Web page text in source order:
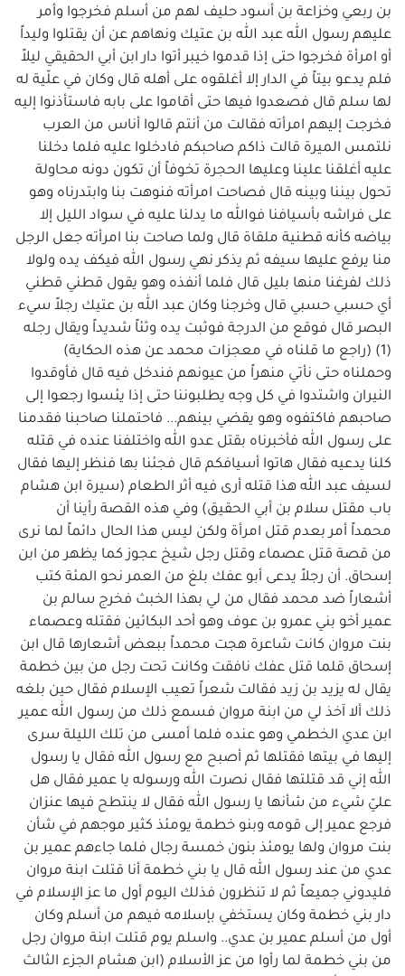
بن ربعي وخزاعة بن أسود حليف لهم من أسلم فخرجوا وأمر
عليهم رسول الله عبد الله بن عتيك ونهاهم عن أن يقتلوا وليداً
أو امرأة فخرجوا حتى إذا قدموا خيبر أتوا دار ابن أبي الحقيقي ليلاً
فلم يدعو بيتاً في الدار إلا أغلقوه على أهله قال وكان في علّية له
لها سلم قال فصعدوا فيها حتى أقاموا على بابه فاستأذنوا إليه
فخرجت إليهم امرأته فقالت من أنتم قالوا أناس من العرب
نلتمس الميرة قالت ذاكم صاحبكم فادخلوا عليه فلما دخلنا
عليه أغلقنا علينا وعليها الحجرة تخوفاً أن تكون دونه محاولة
تحول بيننا وبينه قال فصاحت امرأته فنوهت بنا وابتدرناه وهو
على فراشه بأسيافنا فوالله ما يدلنا عليه في سواد الليل إلا
بياضه كأنه قطنية ملقاة قال ولما صاحت بنا امرأته جعل الرجل
منا يرفع عليها سيفه ثم يذكر نهي رسول الله فيكف يده ولولا
ذلك لفرغنا منها بليل قال فلما أنفذه وهو يقول قطني قطني
أي حسبي حسبي قال وخرجنا وكان عبد الله بن عتيك رجلاً سيء
البصر قال فوقع من الدرجة فوثبت يده وثئاً شديداً ويقال رجله
(1) (راجع ما قلناه في معجزات محمد عن هذه الحكاية)
وحملناه حتى نأتي منهراً من عيونهم فندخل فيه قال فأوقدوا
النيران واشتدوا في كل وجه يطلبوننا حتى إذا يئسوا رجعوا إلى
صاحبهم فاكتفوه وهو يقضي بينهم... فاحتملنا صاحبنا فقدمنا
على رسول الله فأخبرناه بقتل عدو الله واختلفنا عنده في قتله
كلنا يدعيه فقال هاتوا أسيافكم قال فجئنا بها فنظر إليها فقال
لسيف عبد الله هذا قتله أرى فيه أثر الطعام (سيرة ابن هشام
باب مقتل سلام بن أبي الحقيق) وفي هذه القصة رأينا أن
محمداً أمر بعدم قتل امرأة ولكن ليس هذا الحال دائماً لما نرى
من قصة قتل عصماء وقتل رجل شيخ عجوز كما يظهر من ابن
إسحاق. أن رجلاً يدعى أبو عفك بلغ من العمر نحو المئة كتب
أشعاراً ضد محمد فقال من لي بهذا الخبث فخرج سالم بن
عمير أخو بني عمرو بن عوف وهو أحد البكائين فقتله وعصماء
بنت مروان كانت شاعرة هجت محمداً ببعض أشعارها قال ابن
إسحاق قلما قتل عفك نافقت وكانت تحت رجل من بين خطمة
يقال له يزيد بن زيد فقالت شعراً تعيب الإسلام فقال حين بلغه
ذلك ألا آخذ لي من ابنة مروان فسمع ذلك من رسول الله عمير
ابن عدي الخطمي وهو عنده فلما أمسى من تلك الليلة سرى
إليها في بيتها فقتلها ثم أصبح مع رسول الله فقال يا رسول
الله إني قد قتلتها فقال نصرت الله ورسوله يا عمير فقال هل
عليّ شيء من شأنها يا رسول الله فقال لا ينتطح فيها عنزان
فرجع عمير إلى قومه وبنو خطمة يومئذ كثير موجهم في شأن
بنت مروان ولها يومئذ بنون خمسة رجال فلما جاءهم عمير بن
عدي من عند رسول الله قال يا بني خطمة أنا قتلت ابنة مروان
فليدوني جميعاً ثم لا تنظرون فذلك اليوم أول ما عز الإسلام في
دار بني خطمة وكان يستخفي بإسلامه فيهم من أسلم وكان
أول من أسلم عمير بن عدي.. واسلم يوم قتلت ابنة مروان رجل
من بني خطمة لما رأوا من عز الأسلام (ابن هشام الجزء الثالث